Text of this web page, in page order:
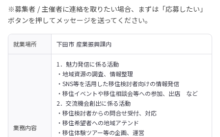
※募集者 / 主催者に連絡を取りたい場合、まずは「応募したい」
ボタンを押してメッセージを送ってください。
就業場所 下田市 産業振興課内
業務内容
1．魅力発信に係る活動
・地域資源の調査、情報整理
・SNS等を活用した移住検討者向けの情報発信
・移住イベントや移住相談会等への参加、出店　など
2．交流機会創出に係る活動
・移住検討者からの問合せ受付、対応
・移住希望者への地域アテンド
・移住体験ツアー等の企画、運営